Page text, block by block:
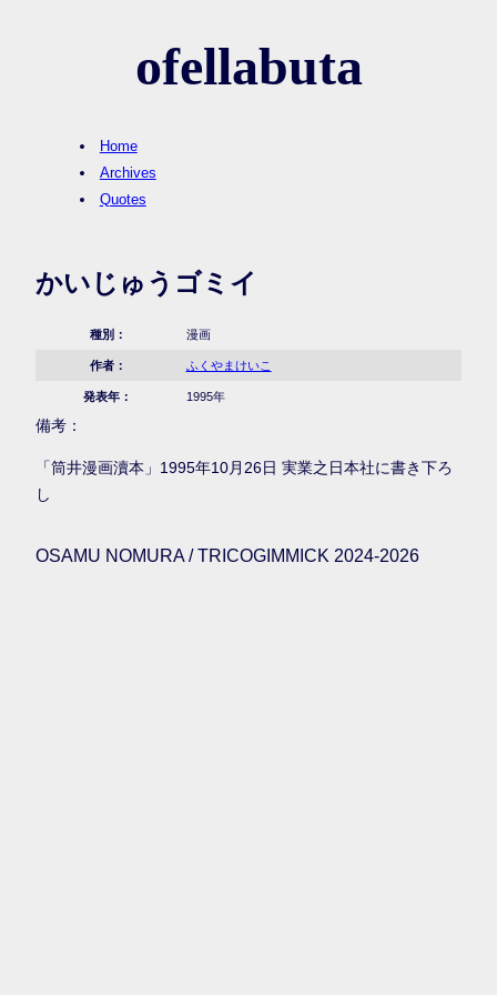
ofellabuta
Home
Archives
Quotes
かいじゅうゴミイ
種別： 漫画
作者： ふくやまけいこ
発表年： 1995年
備考：
「筒井漫画瀆本」1995年10月26日 実業之日本社に書き下ろ
し
OSAMU NOMURA / TRICOGIMMICK 2024-2026